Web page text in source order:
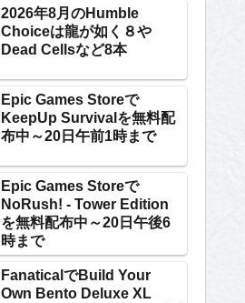
2026年8月のHumble
Choiceは龍が如く８や
Dead Cellsなど8本
Epic Games Storeで
KeepUp Survivalを無料配
布中～20日午前1時まで
Epic Games Storeで
NoRush! - Tower Edition
を無料配布中～20日午後6
時まで
FanaticalでBuild Your
Own Bento Deluxe XL